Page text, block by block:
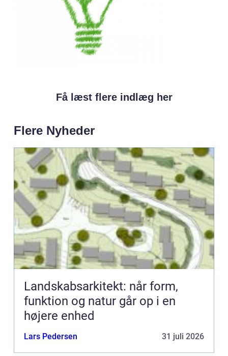
Få læst flere indlæg her
Flere Nyheder
Landskabsarkitekt: når form,
funktion og natur går op i en
højere enhed
Lars Pedersen 31 juli 2026